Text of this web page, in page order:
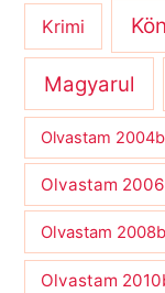
Krimi
Magyarul
Olvastam
Olvastam
Olvastam
Olvastam